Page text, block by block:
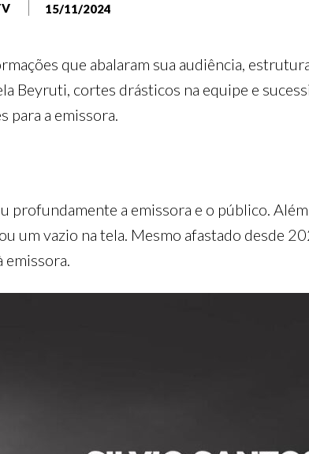
15/11/2024
que abalaram sua audiência,
Beyruti, cortes drásticos na equipe e
para a emissora.
profundamente a emissora e o público.
um vazio na tela. Mesmo afastado desde
emissora.